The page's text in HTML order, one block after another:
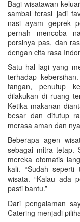
Bagi wisatawan
sambal terasi jadi
nasi ayam geprek
pernah mencoba
porsinya pas, dan
dengan cita rasa
Satu hal lagi yang
terhadap
tangan, penutup
dilakukan di ruang
Ketika makanan
besar dan ditutup
merasa aman dan
Beberapa agen
sebagai mitra tetap.
mereka otomatis
kali. “Sudah seperti
wisata. “Kalau ada
pasti bantu.”
Dari pengalaman
Catering menjadi